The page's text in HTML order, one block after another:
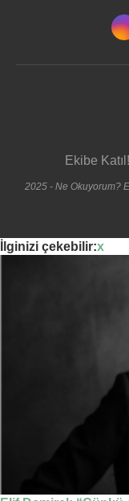
Ekibe Katıl!
2025 - Ne Okuyorum?
İlginizi çekebilir:x